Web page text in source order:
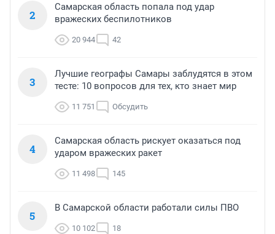
2
Самарская область попала под удар
вражеских беспилотников
20 944 42
3
Лучшие географы Самары заблудятся в этом
тесте: 10 вопросов для тех, кто знает мир
11 751 Обсудить
4
Самарская область рискует оказаться под
ударом вражеских ракет
11 498 145
5
В Самарской области работали силы ПВО
10 102 18